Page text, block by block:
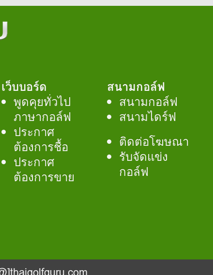
เว็บบอร์ด
พูดคุยทั่วไป
ภาษากอล์ฟ
ประกาศ
ต้องการชื้อ
ประกาศ
ต้องการขาย
สนามกอล์ฟ
สนามกอล์ฟ
สนามไดร์ฟ
ติดต่อโฆษณา
รับจัดแข่ง
กอล์ฟ